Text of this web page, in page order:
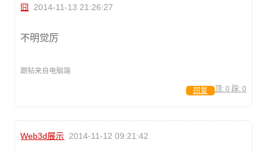
囧 2014-11-13 21:26:27
不明觉厉
跟帖来自电脑端
顶: 0 踩: 0
回复
Web3d展示 2014-11-12 09:21:42